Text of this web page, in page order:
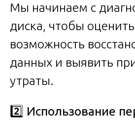
Мы начинаем с
диска, чтобы оценить
возможность
данных и выявить
утраты.
2️⃣ Использование